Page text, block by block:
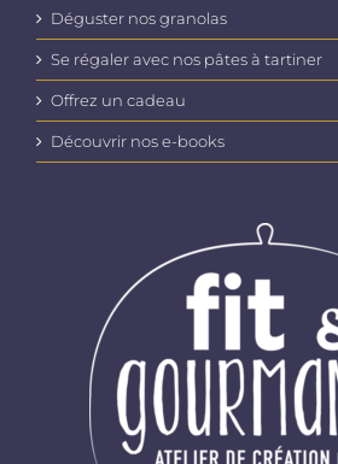
Déguster nos granolas
Se régaler avec nos pâtes à tartiner
Offrez un cadeau
Découvrir nos e-books